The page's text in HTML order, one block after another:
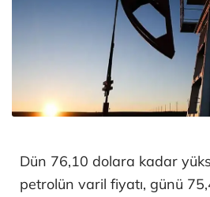
Dün 76,10 dolara kadar
petrolün varil fiyatı, günü